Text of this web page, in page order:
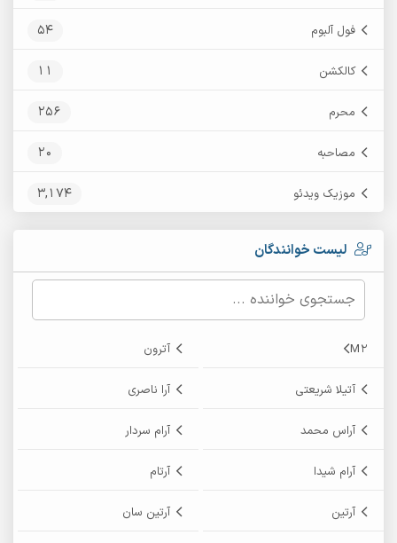
فول آلبوم 54
کالکشن 11
محرم 256
مصاحبه 20
موزیک ویدئو 3,174
لیست خوانندگان
M2 آترون
آتیلا شریعتی آرا ناصری
آراس محمد آرام سردار
آرام شیدا آرتام
آرتین آرتین سان